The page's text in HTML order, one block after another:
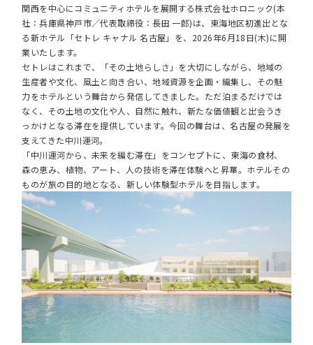
関西を中心にコミュニティホテルを展開する株式会社ホロニック(本
社：兵庫県神戸市／代表取締役：長田 一郎)は、東海地区初進出とな
る新ホテル「セトレ キャナル 名古屋」を、2026年6月18日(木)に開
業いたします。
セトレはこれまで、「その土地らしさ」を大切にしながら、地域の
生産者や文化、風土と向き合い、地域資源を企画・編集し、その魅
力をホテルという舞台から発信してきました。ただ泊まるだけでは
なく、その土地の文化や人、自然に触れ、新たな価値観と出会うき
っかけとなる滞在を提供しています。今回の舞台は、名古屋の発展を
支えてきた中川運河。
「中川運河から、未来を編む滞在」をコンセプトに、東海の食材、
森の恵み、植物、アート、人の技術を滞在体験へと昇華。ホテルその
ものが旅の目的地となる、新しい体験型ホテルを目指します。